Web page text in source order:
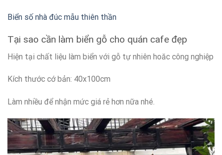
Biển số nhà đúc mẫu thiên thần
Tại sao cần làm biển gỗ cho quán cafe đẹp
Hiện tại chất liệu làm biển với gỗ tự nhiên hoăc công nghiệp
Kích thước cớ bản: 40x100cm
Làm nhiều để nhận mức giá rẻ hơn nữa nhé.